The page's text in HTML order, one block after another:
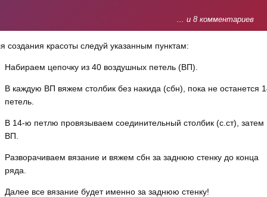
... и 8 комментариев
создания красоты следуй указанным пунктам:⠀
Набираем цепочку из 40 воздушных петель (ВП).
В каждую ВП вяжем столбик без накида (сбн), пока не останется
петель.⠀
В 14-ю петлю провязываем соединительный столбик (с.ст), затем
ВП.⠀
Разворачиваем вязание и вяжем сбн за заднюю стенку до конца
ряда.⠀
Далее все вязание будет именно за заднюю стенку!⠀